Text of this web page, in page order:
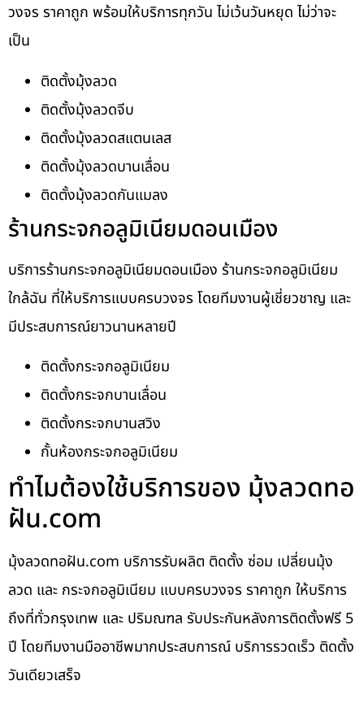
วงจร ราคาถูก พร้อมให้บริการทุกวัน ไม่เว้นวันหยุด ไม่ว่าจะ
เป็น
ติดตั้งมุ้งลวด
ติดตั้งมุ้งลวดจีบ
ติดตั้งมุ้งลวดสแตนเลส
ติดตั้งมุ้งลวดบานเลื่อน
ติดตั้งมุ้งลวดกันแมลง
ร้านกระจกอลูมิเนียมดอนเมือง
บริการร้านกระจกอลูมิเนียมดอนเมือง ร้านกระจกอลูมิเนียม
ใกล้ฉัน ที่ให้บริการแบบครบวงจร โดยทีมงานผู้เชี่ยวชาญ และ
มีประสบการณ์ยาวนานหลายปี
ติดตั้งกระจกอลูมิเนียม
ติดตั้งกระจกบานเลื่อน
ติดตั้งกระจกบานสวิง
กั้นห้องกระจกอลูมิเนียม
ทำไมต้องใช้บริการของ มุ้งลวดทอ
ฝัน.com
มุ้งลวดทอฝัน.com บริการรับผลิต ติดตั้ง ซ่อม เปลี่ยนมุ้ง
ลวด และ กระจกอลูมิเนียม แบบครบวงจร ราคาถูก ให้บริการ
ถึงที่ทั่วกรุงเทพ และ ปริมณฑล รับประกันหลังการติดตั้งฟรี 5
ปี โดยทีมงานมืออาชีพมากประสบการณ์ บริการรวดเร็ว ติดตั้ง
วันเดียวเสร็จ